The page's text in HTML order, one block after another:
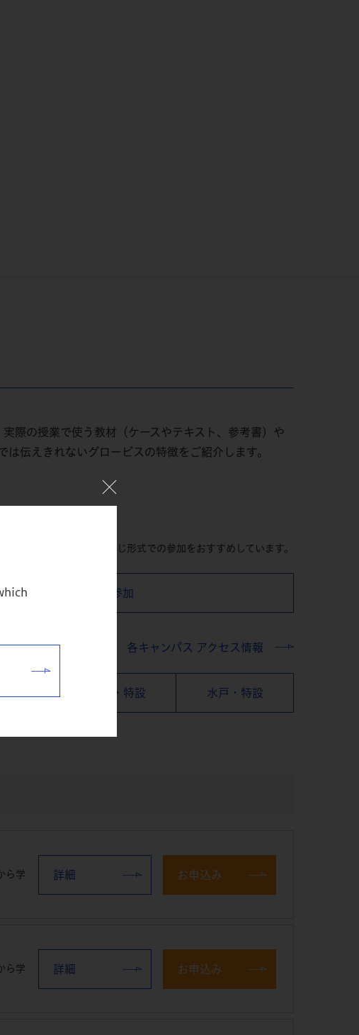
際の授業で使う教材（ケースやテキスト、参考書）や
伝えきれないグロービスの特徴をご紹介します。
ご希望の受講形式と同じ形式での参加をおすすめしています。
オンラインで参加
各キャンパス アクセス情報
横浜・特設 水戸・特設
ら学
詳細 お申込み
ら学
詳細 お申込み